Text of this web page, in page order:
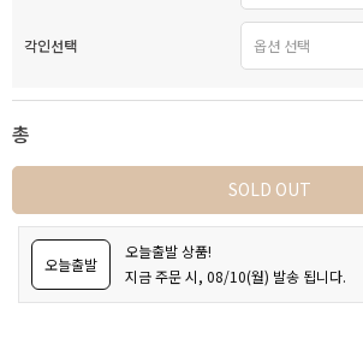
각인선택
총
SOLD OUT
오늘출발
오늘출발 상품!
지금 주문 시, 08/10(월) 발송 됩니다.